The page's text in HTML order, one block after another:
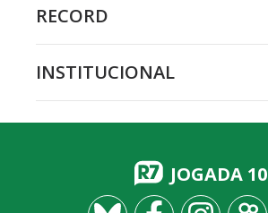
RECORD
INSTITUCIONAL
JOGADA 10